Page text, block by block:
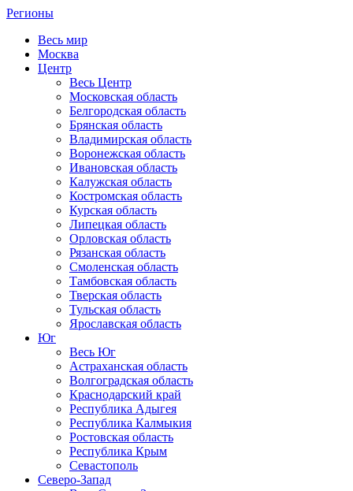
Регионы
Весь мир
Москва
Центр
Весь Центр
Московская область
Белгородская область
Брянская область
Владимирская область
Воронежская область
Ивановская область
Калужская область
Костромская область
Курская область
Липецкая область
Орловская область
Рязанская область
Смоленская область
Тамбовская область
Тверская область
Тульская область
Ярославская область
Юг
Весь Юг
Астраханская область
Волгоградская область
Краснодарский край
Республика Адыгея
Республика Калмыкия
Ростовская область
Республика Крым
Севастополь
Северо-Запад